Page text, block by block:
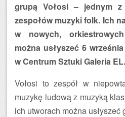
grupą Vołosi – jednym z
zespołów muzyki folk. Ich
w nowych,
można usłyszeć 6
w Centrum Sztuki Galeria EL.
Vołosi to zespół w
muzykę ludową z muzyką
ich utworach można